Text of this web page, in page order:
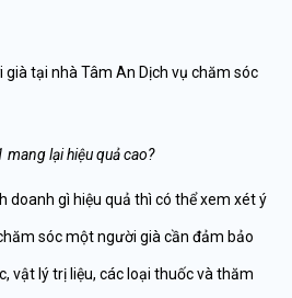
lại hiệu quả cao?
doanh gì hiệu quả thì có thể xem xét ý
sóc một người già cần đảm bảo
vật lý trị liệu, các loại thuốc và thăm